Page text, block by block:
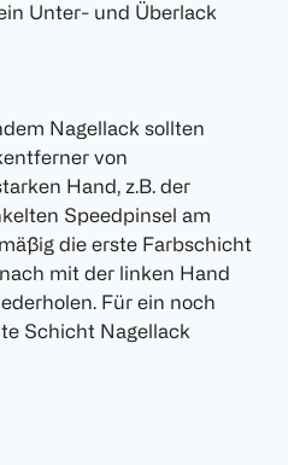
Unter- und Überlack
Nagellack sollten
von
Hand, z.B. der
Speedpinsel am
die erste Farbschicht
mit der linken Hand
Für ein noch
Schicht Nagellack